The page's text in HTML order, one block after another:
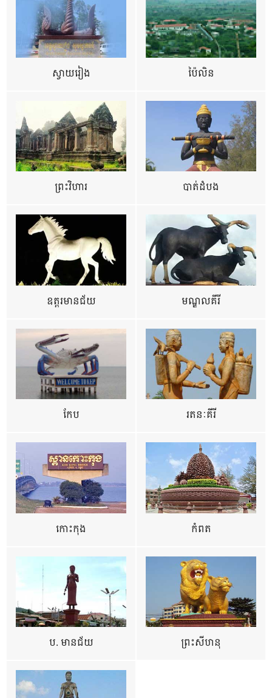
ស្វាយរៀង ប៉ៃលិន
ព្រះវិហារ បាត់ដំបង
ឧត្ដរមានជ័យ មណ្ឌលគីរី
កែប រតនៈគីរី
កោះកុង កំពត
ប. មានជ័យ ព្រះសីហនុ